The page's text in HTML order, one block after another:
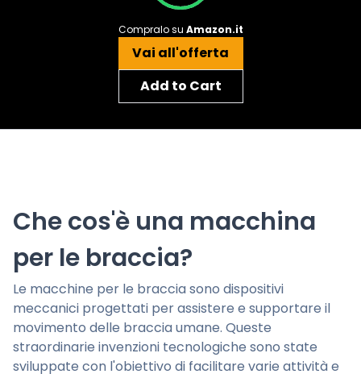
Compralo su Amazon.it
Vai all'offerta
Add to Cart
Che cos'è una macchina
per le braccia?
Le macchine per le braccia sono dispositivi
meccanici progettati per assistere e supportare il
movimento delle braccia umane. Queste
straordinarie invenzioni tecnologiche sono state
sviluppate con l'obiettivo di facilitare varie attività e